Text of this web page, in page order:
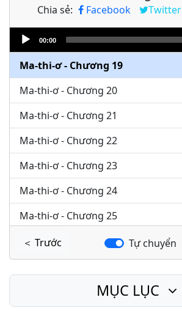
Chia sẻ: Facebook Twitter
Audio
Player
00:00
Ma-thi-ơ - Chương 17
Ma-thi-ơ - Chương 18
Ma-thi-ơ - Chương 19
Ma-thi-ơ - Chương 20
Ma-thi-ơ - Chương 21
Ma-thi-ơ - Chương 22
Ma-thi-ơ - Chương 23
Ma-thi-ơ - Chương 24
Ma-thi-ơ - Chương 25
Ma-thi-ơ - Chương 26
Ma-thi-ơ - Chương 28
＜ Trước Tự chuyển
MỤC LỤC